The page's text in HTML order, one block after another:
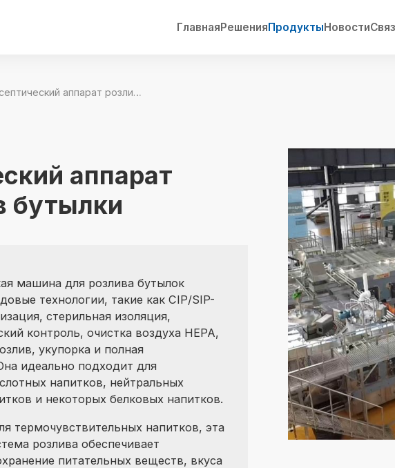
ГлавнаяРешенияПродуктыНовости
Асептический аппарат розлива в бутылки
аппарат
бутылки
машина для розлива бутылок
технологии, такие как CIP/SIP-
стерильная изоляция,
контроль, очистка воздуха HEPA,
укупорка и полная
идеально подходит для
напитков, нейтральных
и некоторых белковых напитков.
термочувствительных напитков, эта
розлива обеспечивает
питательных веществ, вкуса